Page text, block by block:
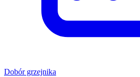
Dobór grzejnika